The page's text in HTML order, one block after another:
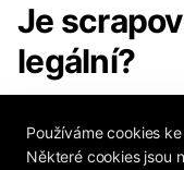
Je
legální?
Krátká verze:
firemních
Používáme cookies
Některé cookies jsou